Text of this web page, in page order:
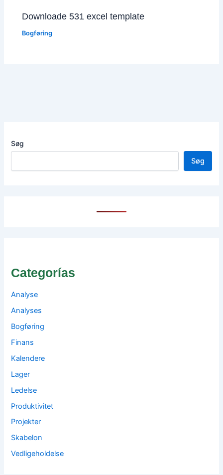
Downloade 531 excel template
Bogføring
Søg
Søg
Categorías
Analyse
Analyses
Bogføring
Finans
Kalendere
Lager
Ledelse
Produktivitet
Projekter
Skabelon
Vedligeholdelse